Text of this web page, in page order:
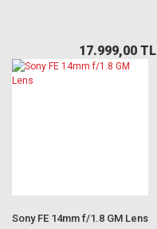
17.999,00 TL
Sony FE 14mm f/1.8 GM Lens